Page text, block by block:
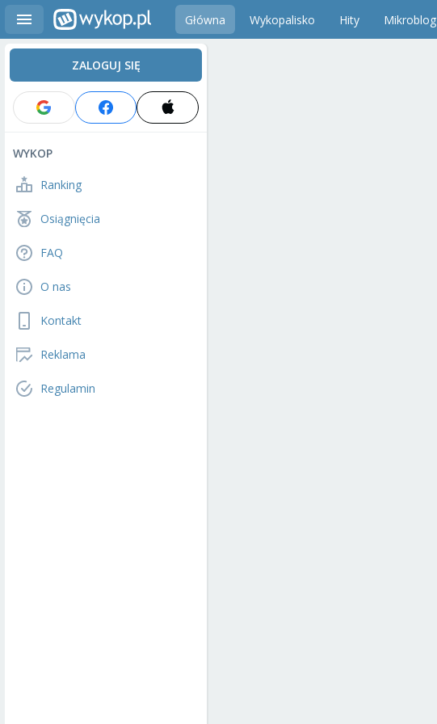
Główna Wykopalisko Hity Mikroblog
ZALOGUJ SIĘ
WYKOP
Ranking
Osiągnięcia
FAQ
O nas
Kontakt
Reklama
Regulamin